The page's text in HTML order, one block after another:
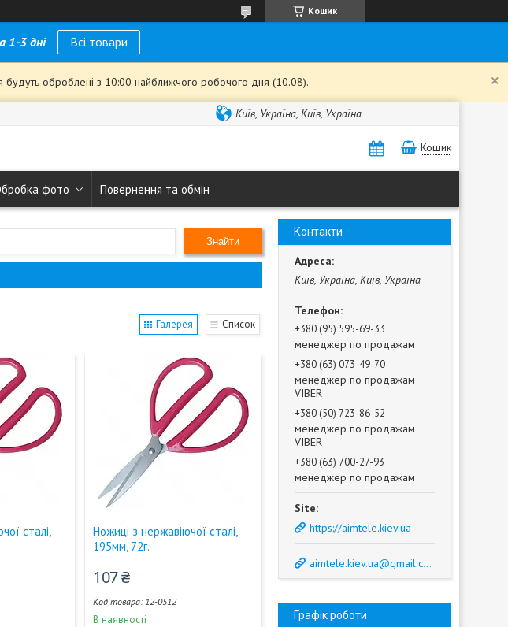
Кошик
1-3 дні Всі товари
будуть оброблені з 10:00 найближчого робочого дня (10.08).
Київ, Україна, Київ, Україна
Кошик
фото Повернення та обмін
Знайти
Галерея Список
сталі,
Ножиці з нержавіючої сталі,
195мм, 72г.
107 ₴
12-0512
В наявності
Контакти
Київ, Україна, Київ, Україна
+380 (95) 595-69-33
менеджер по продажам
+380 (63) 073-49-70
менеджер по продажам
VIBER
+380 (50) 723-86-52
менеджер по продажам
VIBER
+380 (63) 700-27-93
менеджер по продажам
https://aimtele.kiev.ua
aimtele.kiev.ua@gmail.com
Графік роботи